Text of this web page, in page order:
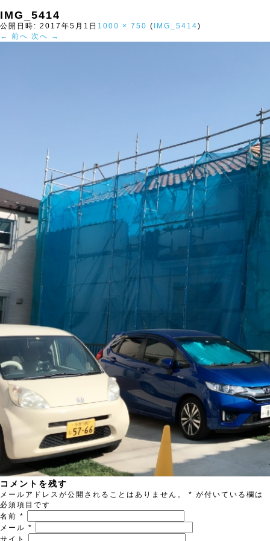
IMG_5414
公開日時: 2017年5月1日 1000 × 750 ( IMG_5414)
← 前へ 次へ →
コメントを残す
メールアドレスが公開されることはありません。 * が付いている欄は
必須項目です
名前 *
メール *
サイト